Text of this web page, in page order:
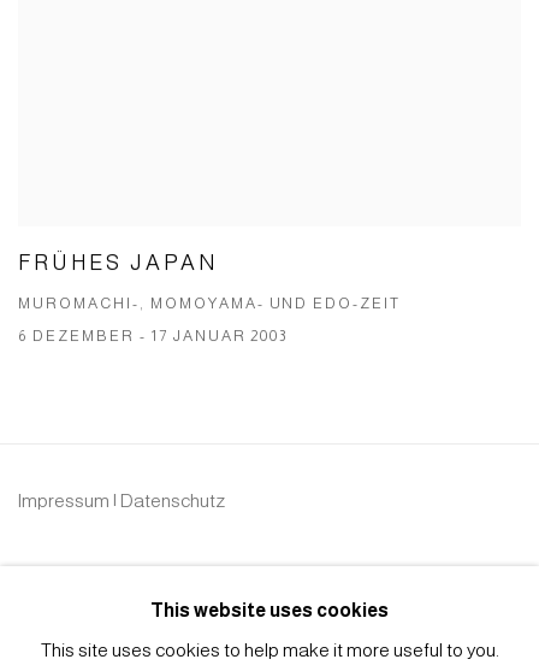
FRÜHES JAPAN
MUROMACHI-, MOMOYAMA- UND EDO-ZEIT
6 DEZEMBER - 17 JANUAR 2003
Impressum | Datenschutz
This website uses cookies
This site uses cookies to help make it more useful to you.